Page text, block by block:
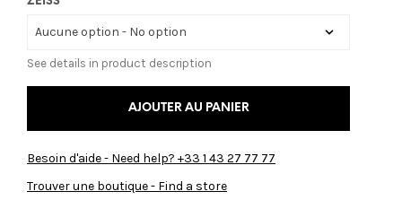
See details in product description
AJOUTER AU PANIER
Besoin d'aide - Need help? +33 1 43 27 77 77
Trouver une boutique - Find a store